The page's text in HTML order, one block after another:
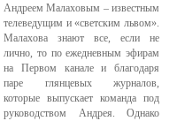
Андреем Малаховым – известным
телеведущим и «светским львом».
Малахова знают все, если не
лично, то по ежедневным эфирам
на Первом канале и благодаря
паре глянцевых журналов,
которые выпускает команда под
руководством Андрея. Однако